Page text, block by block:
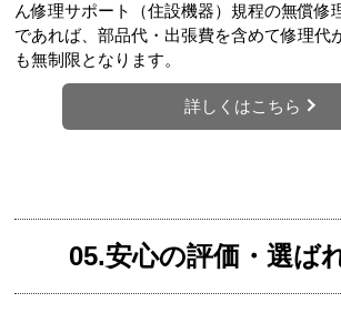
ん修理サポート（住設機器）規程の無償修
であれば、部品代・出張費を含めて修理代
も無制限となります。
詳しくはこちら
05.安心の評価・選ば